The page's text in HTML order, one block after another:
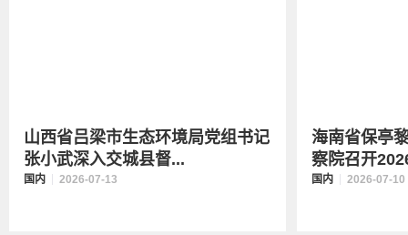
山西省吕梁市生态环境局党组书记
张小武深入交城县督...
国内 2026-07-13
海南省保亭
察院召开
国内 2026-07-10